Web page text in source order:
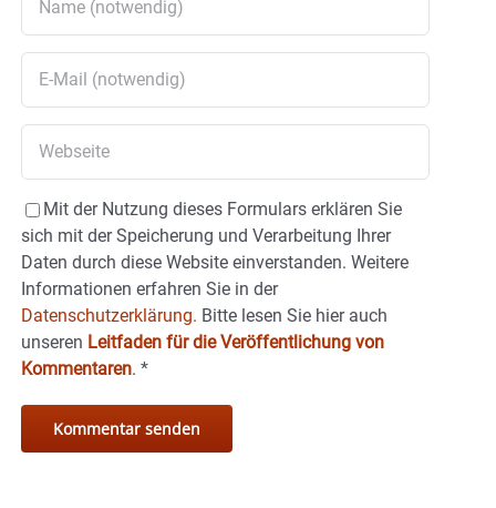
Mit der Nutzung dieses Formulars erklären Sie
sich mit der Speicherung und Verarbeitung Ihrer
Daten durch diese Website einverstanden. Weitere
Informationen erfahren Sie in der
Datenschutzerklärung. Bitte lesen Sie hier auch
unseren Leitfaden für die Veröffentlichung von
Kommentaren. *